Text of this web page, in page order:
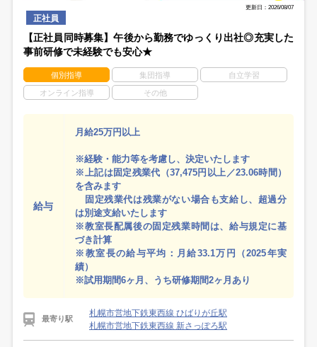
更新日：2026/08/07
正社員
【正社員同時募集】午後から勤務でゆっくり出社◎充実した
事前研修で未経験でも安心★
個別指導 集団指導 自立学習
オンライン指導 その他
給与
月給25万円以上
※経験・能力等を考慮し、決定いたします
※上記は固定残業代（37,475円以上／23.06時間）
を含みます
固定残業代は残業がない場合も支給し、超過分
は別途支給いたします
※教室長配属後の固定残業時間は、給与規定に基
づき計算
※教室長の給与平均：月給33.1万円（2025年実
績）
※試用期間6ヶ月、うち研修期間2ヶ月あり
最寄り駅
札幌市営地下鉄東西線 ひばりが丘駅
札幌市営地下鉄東西線 新さっぽろ駅